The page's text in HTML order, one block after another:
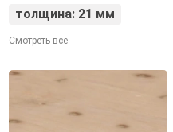
толщина: 21 мм
Смотреть все